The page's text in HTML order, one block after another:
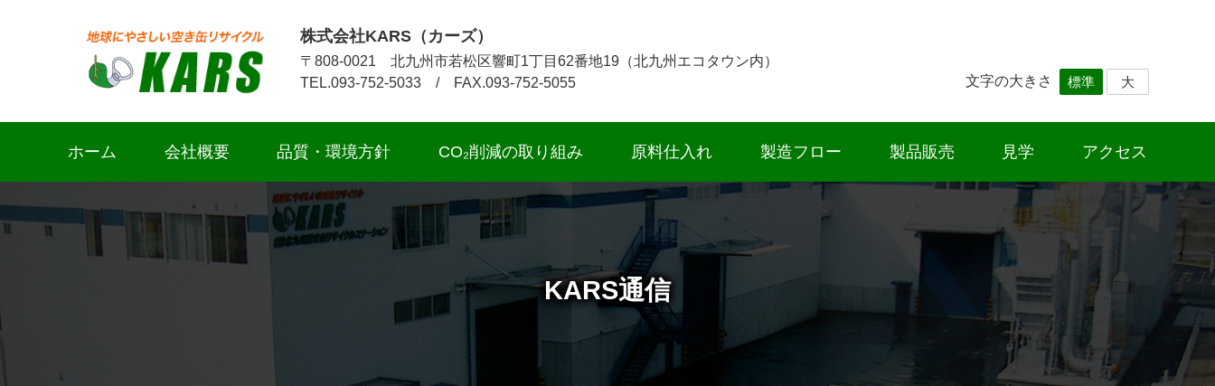
株式会社KARS（カーズ）
〒808-0021 北九州市若松区響町1丁目62番地19（北九州エコタウン内）
TEL.093-752-5033 / FAX.093-752-5055
文字の大きさ 標準 大
ホーム 会社概要 品質・環境方針 CO₂削減の取り組み 原料仕入れ 製造フロー 製品販売 見学 アクセス
KARS通信